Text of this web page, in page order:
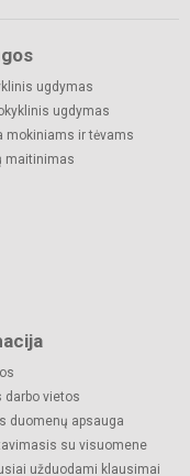
ugdymas
ugdymas
mokiniams ir tėvams
maitinimas
darbo vietos
duomenų apsauga
su visuomene
užduodami klausimai